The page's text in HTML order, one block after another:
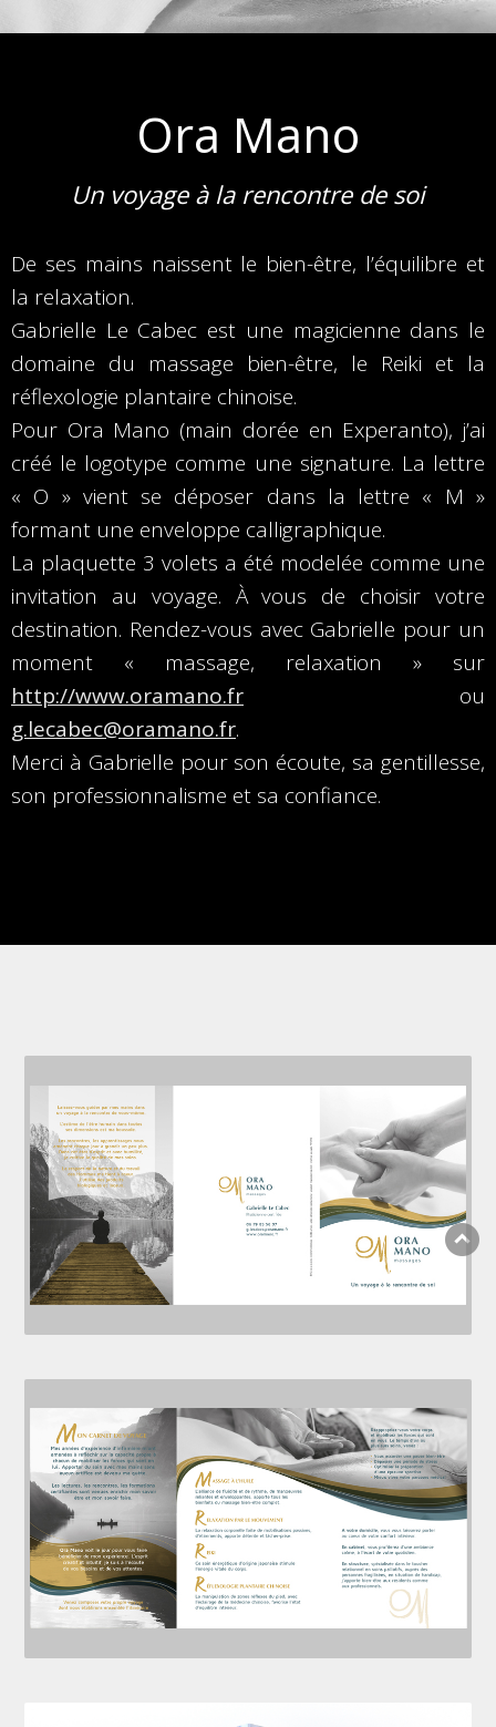
Ora Mano
Un voyage à la rencontre de soi
De ses mains naissent le bien-être, l’équilibre et
la relaxation.
Gabrielle Le Cabec est une magicienne dans le
domaine du massage bien-être, le Reiki et la
réflexologie plantaire chinoise.
Pour Ora Mano (main dorée en Experanto), j’ai
créé le logotype comme une signature. La lettre
« O » vient se déposer dans la lettre « M »
formant une enveloppe calligraphique.
La plaquette 3 volets a été modelée comme une
invitation au voyage. À vous de choisir votre
destination. Rendez-vous avec Gabrielle pour un
moment « massage, relaxation » sur
http://www.oramano.fr ou
g.lecabec@oramano.fr.
Merci à Gabrielle pour son écoute, sa gentillesse,
son professionnalisme et sa confiance.